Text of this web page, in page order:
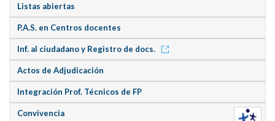
Listas abiertas
P.A.S. en Centros docentes
Inf. al ciudadano y Registro de docs.
Actos de Adjudicación
Integración Prof. Técnicos de FP
Convivencia